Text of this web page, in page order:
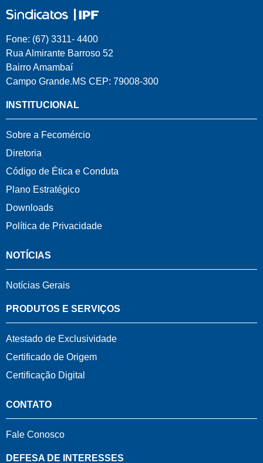
Fone: (67) 3311- 4400
Rua Almirante Barroso 52
Bairro Amambaí
Campo Grande.MS CEP: 79008-300
INSTITUCIONAL
Sobre a Fecomércio
Diretoria
Código de Ética e Conduta
Plano Estratégico
Downloads
Política de Privacidade
NOTÍCIAS
Notícias Gerais
PRODUTOS E SERVIÇOS
Atestado de Exclusividade
Certificado de Origem
Certificação Digital
CONTATO
Fale Conosco
DEFESA DE INTERESSES